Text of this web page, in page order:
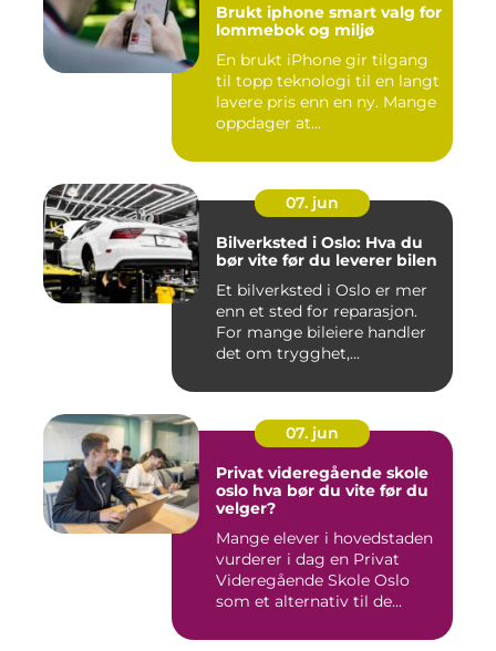
Brukt iphone smart valg for
lommebok og miljø
En brukt iPhone gir tilgang
til topp teknologi til en langt
lavere pris enn en ny. Mange
oppdager at...
07. jun
Bilverksted i Oslo: Hva du
bør vite før du leverer bilen
Et bilverksted i Oslo er mer
enn et sted for reparasjon.
For mange bileiere handler
det om trygghet,...
07. jun
Privat videregående skole
oslo hva bør du vite før du
velger?
Mange elever i hovedstaden
vurderer i dag en Privat
Videregående Skole Oslo
som et alternativ til de...